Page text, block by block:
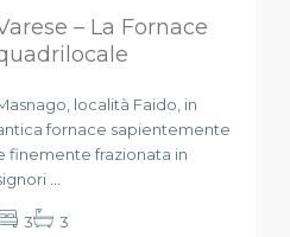
– La Fornace
località Faido, in
fornace sapientemente
finemente frazionata in
...
3 3